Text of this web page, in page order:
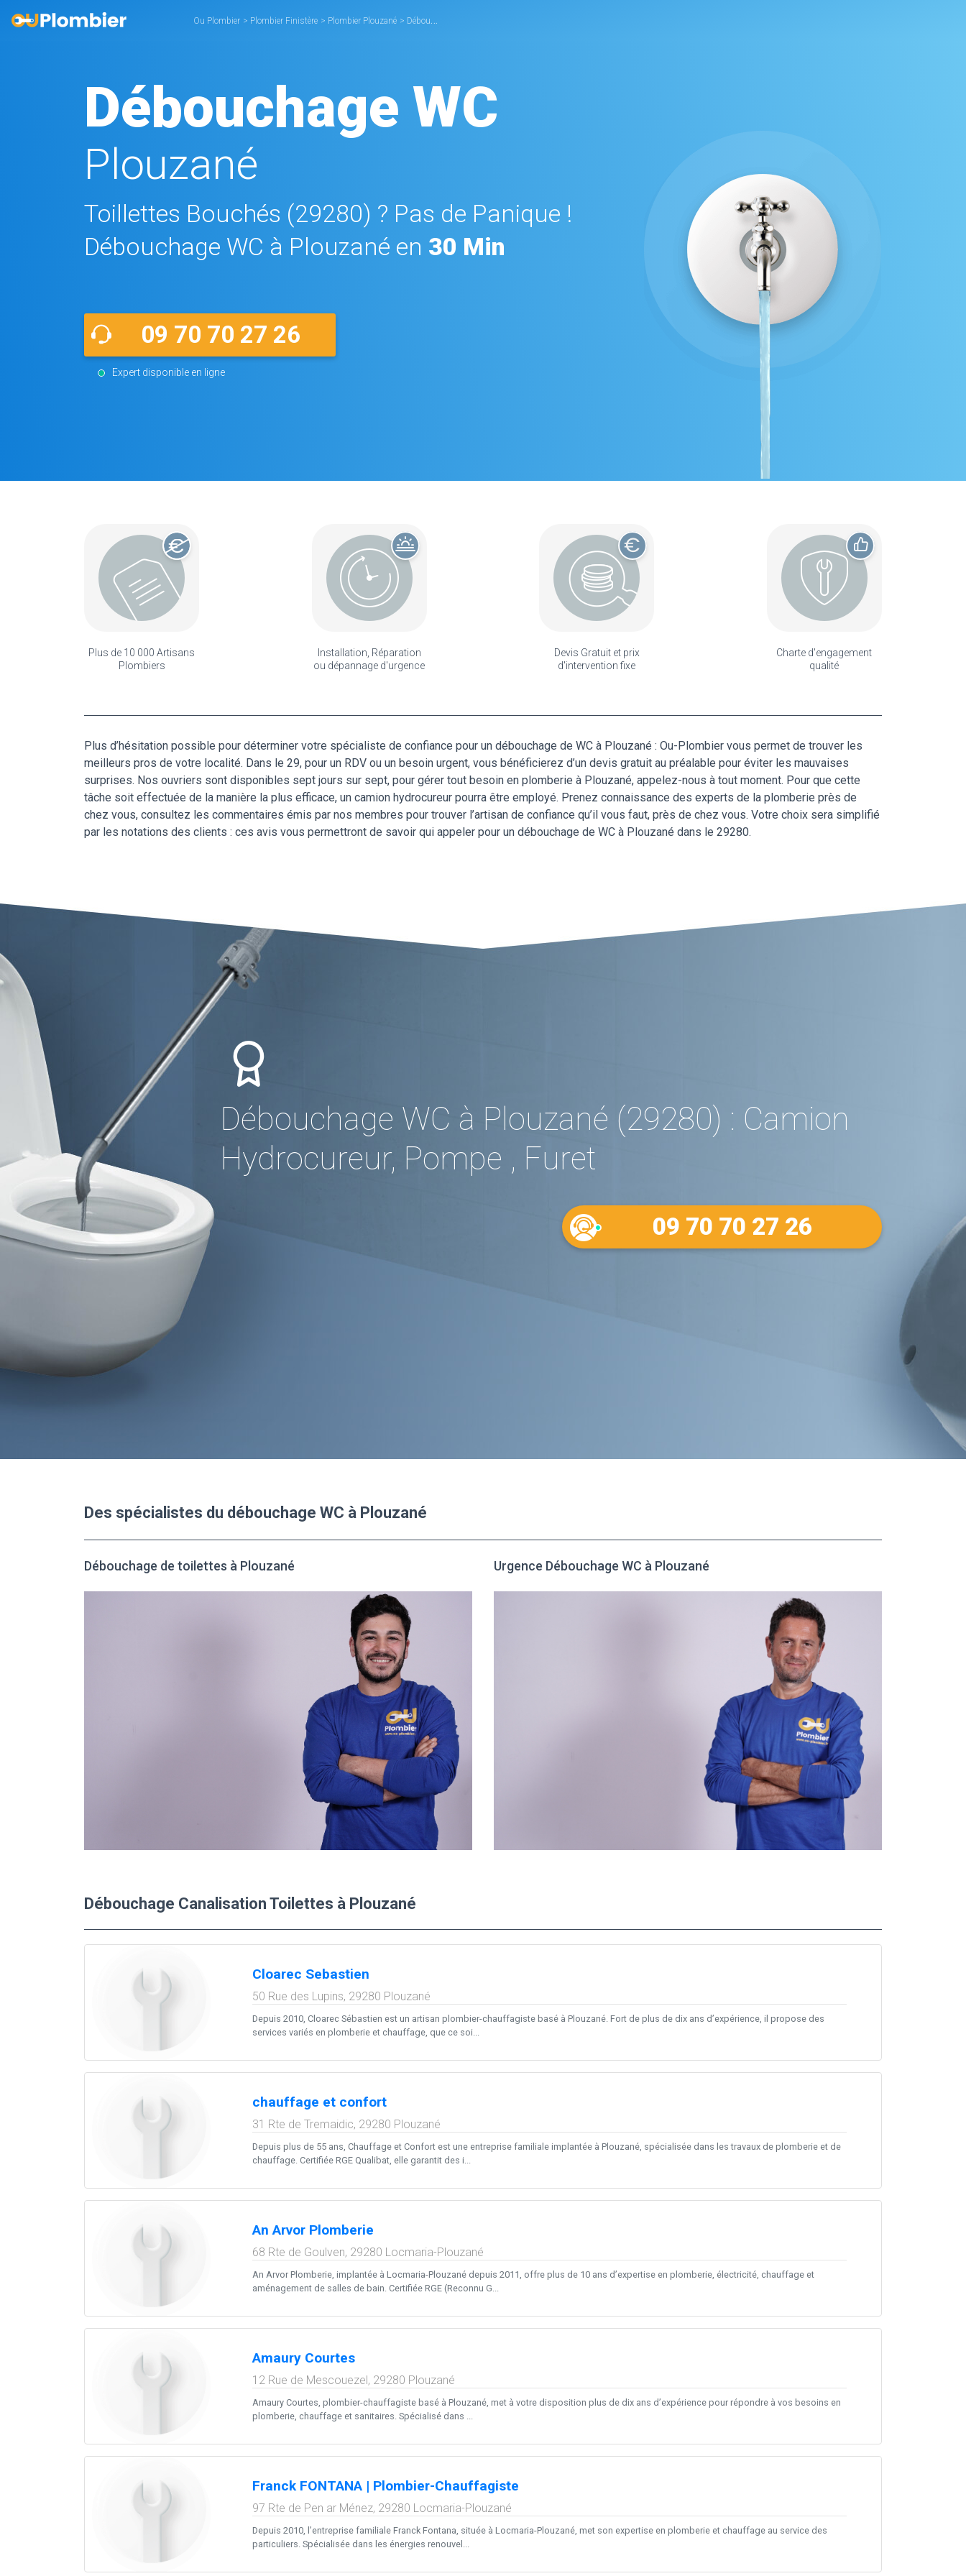
Ou Plombier > Plombier Finistère > Plombier Plouzané > Débouchage WC Plouzané
Débouchage WC
Plouzané
Toillettes Bouchés (29280) ? Pas de Panique !
Débouchage WC à Plouzané en 30 Min
09 70 70 27 26
Expert disponible en ligne
Plus de 10 000 Artisans
Plombiers
Installation, Réparation
ou dépannage d'urgence
Devis Gratuit et prix
d'intervention fixe
Charte d'engagement
qualité
Plus d’hésitation possible pour déterminer votre spécialiste de confiance pour un débouchage de WC à Plouzané : Ou-Plombier vous permet de trouver les
meilleurs pros de votre localité. Dans le 29, pour un RDV ou un besoin urgent, vous bénéficierez d’un devis gratuit au préalable pour éviter les mauvaises
surprises. Nos ouvriers sont disponibles sept jours sur sept, pour gérer tout besoin en plomberie à Plouzané, appelez-nous à tout moment. Pour que cette
tâche soit effectuée de la manière la plus efficace, un camion hydrocureur pourra être employé. Prenez connaissance des experts de la plomberie près de
chez vous, consultez les commentaires émis par nos membres pour trouver l’artisan de confiance qu’il vous faut, près de chez vous. Votre choix sera simplifié
par les notations des clients : ces avis vous permettront de savoir qui appeler pour un débouchage de WC à Plouzané dans le 29280.
Débouchage WC à Plouzané (29280) : Camion
Hydrocureur, Pompe , Furet
09 70 70 27 26
Des spécialistes du débouchage WC à Plouzané
Débouchage de toilettes à Plouzané Urgence Débouchage WC à Plouzané
Débouchage Canalisation Toilettes à Plouzané
Cloarec Sebastien
50 Rue des Lupins, 29280 Plouzané
Depuis 2010, Cloarec Sébastien est un artisan plombier-chauffagiste basé à Plouzané. Fort de plus de dix ans d’expérience, il propose des
services variés en plomberie et chauffage, que ce soi...
chauffage et confort
31 Rte de Tremaidic, 29280 Plouzané
Depuis plus de 55 ans, Chauffage et Confort est une entreprise familiale implantée à Plouzané, spécialisée dans les travaux de plomberie et de
chauffage. Certifiée RGE Qualibat, elle garantit des i...
An Arvor Plomberie
68 Rte de Goulven, 29280 Locmaria-Plouzané
An Arvor Plomberie, implantée à Locmaria-Plouzané depuis 2011, offre plus de 10 ans d’expertise en plomberie, électricité, chauffage et
aménagement de salles de bain. Certifiée RGE (Reconnu G...
Amaury Courtes
12 Rue de Mescouezel, 29280 Plouzané
Amaury Courtes, plombier-chauffagiste basé à Plouzané, met à votre disposition plus de dix ans d’expérience pour répondre à vos besoins en
plomberie, chauffage et sanitaires. Spécialisé dans ...
Franck FONTANA | Plombier-Chauffagiste
97 Rte de Pen ar Ménez, 29280 Locmaria-Plouzané
Depuis 2010, l’entreprise familiale Franck Fontana, située à Locmaria-Plouzané, met son expertise en plomberie et chauffage au service des
particuliers. Spécialisée dans les énergies renouvel...